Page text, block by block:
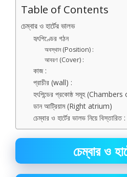
Table of Contents
চেম্বার ও হার্টের ভালভ
হৃৎপিণ্ডের গঠন
অবস্থান (Position) :
আবরণ (Cover) :
কাজ :
প্রাচীর (wall) :
হৎপিন্ডের প্রকোষ্ঠ সমূহ
ডান আট্রিয়াম (Right atrium)
চেম্বার ও হার্টের ভালভ নিয়ে বিস্তারিত :
চেম্বার ও